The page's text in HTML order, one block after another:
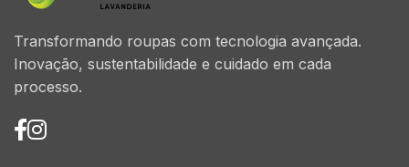
Transformando roupas com tecnologia avançada.
Inovação, sustentabilidade e cuidado em cada
processo.